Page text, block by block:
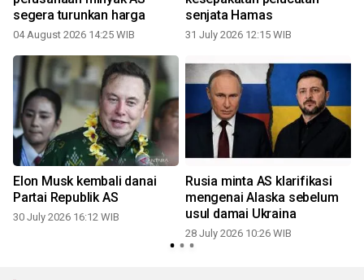
segera turunkan harga
04 August 2026 14:25 WIB
senjata Hamas
31 July 2026 12:15 WIB
Elon Musk kembali danai
Partai Republik AS
30 July 2026 16:12 WIB
Rusia minta AS klarifikasi
mengenai Alaska sebelum
usul damai Ukraina
28 July 2026 10:26 WIB